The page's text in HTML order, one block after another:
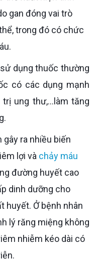
gan đóng vai trò
trong đó có chức
có các dụng mạnh
ung thư,...làm tăng
lợi và chảy máu
đường huyết cao
dinh dưỡng cho
huyết. Ở bệnh nhân
lý răng miệng không
nhiễm kéo dài có